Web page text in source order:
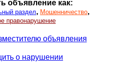
объявление как:
раздел, Мошенничество,
правонарушение
объявления
о нарушении